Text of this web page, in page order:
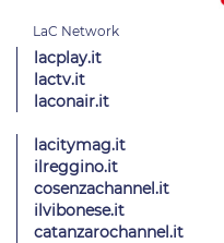
lacplay.it
lactv.it
laconair.it
lacitymag.it
ilreggino.it
cosenzachannel.it
ilvibonese.it
catanzarochannel.it